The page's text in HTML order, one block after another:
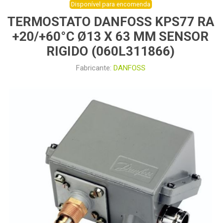
Disponível para encomenda
TERMOSTATO DANFOSS KPS77 RA
+20/+60°C Ø13 X 63 MM SENSOR
RIGIDO (060L311866)
Fabricante: DANFOSS